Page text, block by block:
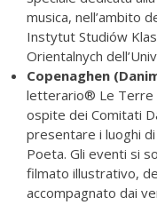
musica, nell’ambito
Instytut Studiów
Orientalnych
Copenaghen
letterario® Le Terre
ospite dei Comitati
presentare i luoghi
Poeta. Gli eventi si
filmato illustrativo,
accompagnato dai